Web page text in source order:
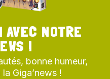
NOTRE
!
bonne humeur,
Giga’news !